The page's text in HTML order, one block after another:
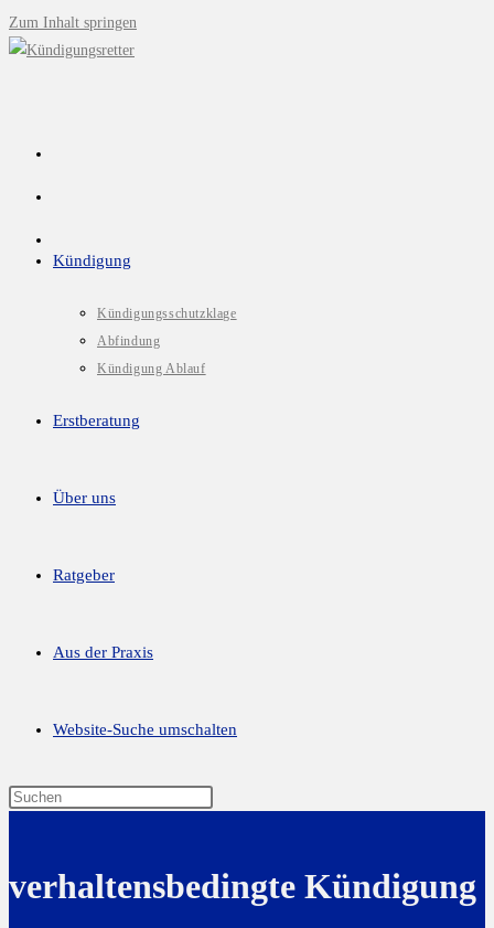
Zum Inhalt springen
Kündigung
Kündigungsschutzklage
Abfindung
Kündigung Ablauf
Erstberatung
Über uns
Ratgeber
Aus der Praxis
Website-Suche umschalten
verhaltensbedingte Kündigung